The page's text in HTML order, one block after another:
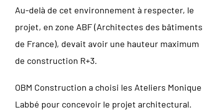
Au-delà de cet environnement à respecter, le
projet, en zone ABF (Architectes des bâtiments
de France), devait avoir une hauteur maximum
de construction R+3.
OBM Construction a choisi les Ateliers Monique
Labbé pour concevoir le projet architectural.